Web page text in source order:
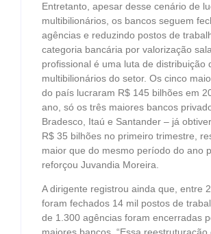
Entretanto, apesar desse cenário de
multibilionários, os bancos seguem
agências e reduzindo postos de
categoria bancária por valorização
profissional é uma luta de distribuição
multibilionários do setor. Os cinco
do país lucraram R$ 145 bilhões em
ano, só os três maiores bancos
Bradesco, Itaú e Santander – já
R$ 35 bilhões no primeiro trimestre,
maior que do mesmo período do ano
reforçou Juvandia Moreira.
A dirigente registrou ainda que, entre
foram fechados 14 mil postos de
de 1.300 agências foram encerradas